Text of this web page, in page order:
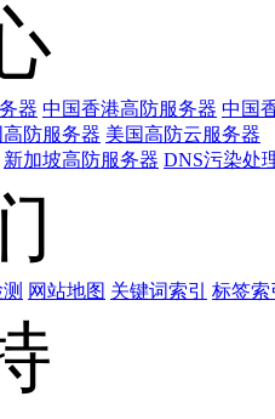
器 中国香港高防服务器 中国
高防服务器 美国高防云服务器
新加坡高防服务器 DNS污染处
网站地图 关键词索引 标签索